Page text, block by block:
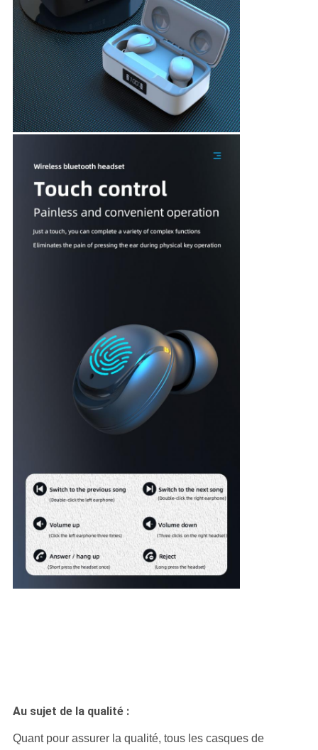
Au sujet de la qualité :
Quant pour assurer la qualité, tous les casques de